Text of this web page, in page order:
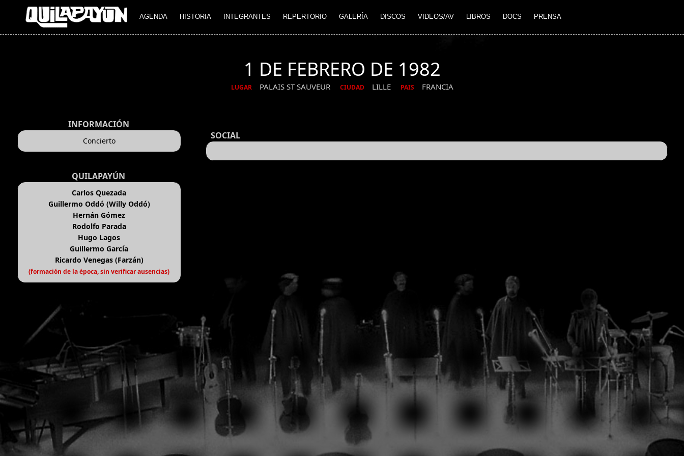
AGENDA HISTORIA INTEGRANTES REPERTORIO GALERÍA DISCOS VIDEOS/AV LIBROS DOCS PRENSA
1 DE FEBRERO DE 1982
LUGAR PALAIS ST SAUVEUR CIUDAD LILLE PAIS FRANCIA
INFORMACIÓN
Concierto
QUILAPAYÚN
Carlos Quezada
Guillermo Oddó (Willy Oddó)
Hernán Gómez
Rodolfo Parada
Hugo Lagos
Guillermo García
Ricardo Venegas (Farzán)
(formación de la época, sin verificar ausencias)
SOCIAL